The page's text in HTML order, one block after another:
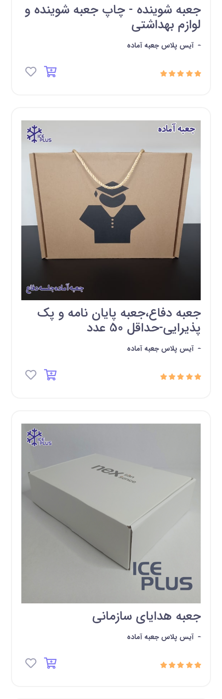
جعبه شوینده - چاپ جعبه شوینده و
لوازم بهداشتی
- آیس پلاس جعبه آماده
جعبه دفاع،جعبه پایان نامه و پک
پذیرایی-حداقل 50 عدد
- آیس پلاس جعبه آماده
جعبه هدایای سازمانی
- آیس پلاس جعبه آماده